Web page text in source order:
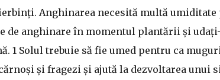
Anghinarea necesită multă umiditate
de anghinare în momentul plantării și udați-
1 Solul trebuie să fie umed pentru ca
și fragezi și ajută la dezvoltarea unui